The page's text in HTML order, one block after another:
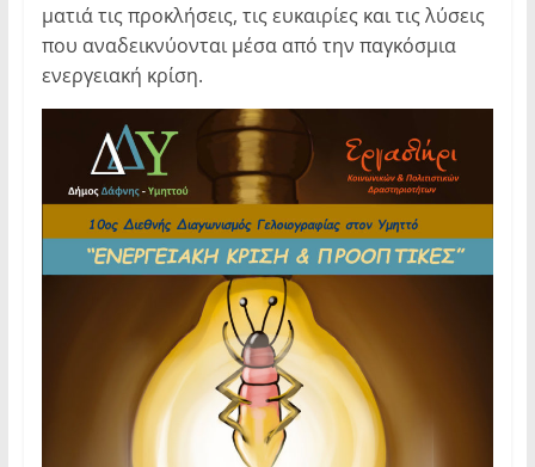
ματιά τις προκλήσεις, τις ευκαιρίες και τις λύσεις
που αναδεικνύονται μέσα από την παγκόσμια
ενεργειακή κρίση.